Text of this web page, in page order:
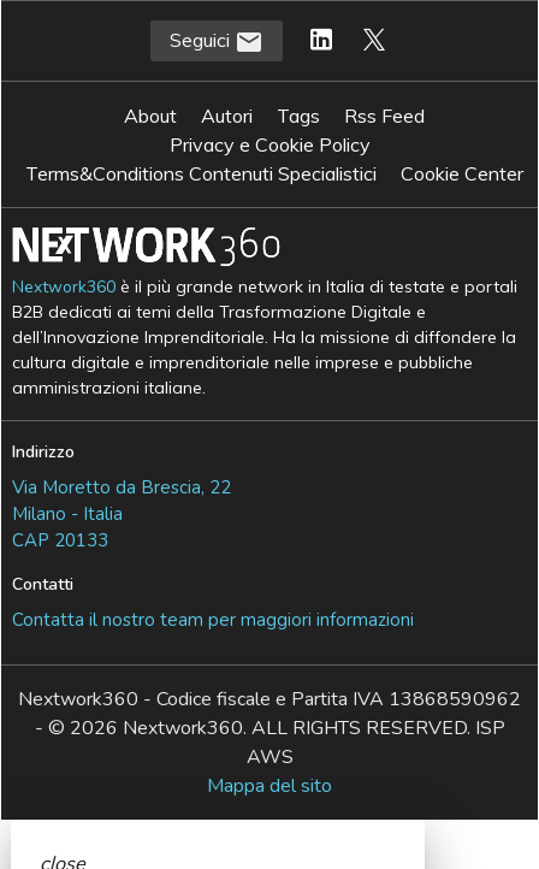
Seguici
About Autori Tags
Rss Feed
Privacy e Cookie Policy
Terms&Conditions Contenuti Specialistici
Cookie Center
Nextwork360 è il più grande network in Italia di testate e portali
B2B dedicati ai temi della Trasformazione Digitale e
dell’Innovazione Imprenditoriale. Ha la missione di diffondere la
cultura digitale e imprenditoriale nelle imprese e pubbliche
amministrazioni italiane.
Indirizzo
Via Moretto da Brescia, 22
Milano - Italia
CAP 20133
Contatti
Contatta il nostro team per maggiori informazioni
Nextwork360 - Codice fiscale e Partita IVA 13868590962
- © 2026 Nextwork360. ALL RIGHTS RESERVED. ISP
AWS
Mappa del sito
close